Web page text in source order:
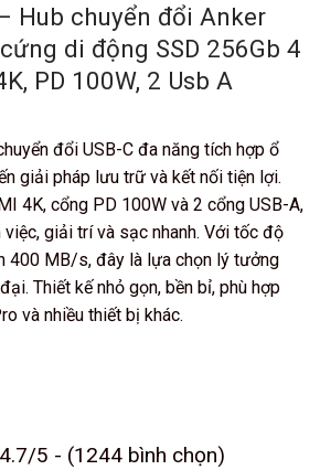
Hub chuyển đổi Anker
di động SSD 256Gb 4
PD 100W, 2 Usb A
đổi USB-C đa năng tích hợp ổ
giải pháp lưu trữ và kết nối tiện lợi.
4K, cổng PD 100W và 2 cổng USB-A,
giải trí và sạc nhanh. Với tốc độ
400 MB/s, đây là lựa chọn lý tưởng
Thiết kế nhỏ gọn, bền bỉ, phù hợp
và nhiều thiết bị khác.
4.7/5 - (1244 bình chọn)